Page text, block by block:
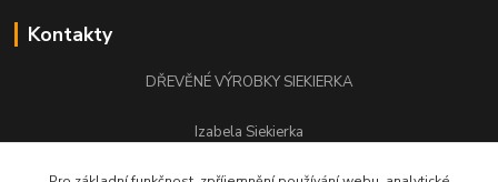
Kontakty
DŘEVĚNÉ VÝROBKY SIEKIERKA
Izabela Siekierka